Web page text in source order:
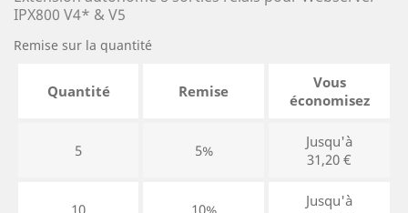
IPX800 V4* & V5
Remise sur la quantité
Quantité Remise
Vous
économisez
5 5%
Jusqu'à
31,20 €
10 10%
Jusqu'à